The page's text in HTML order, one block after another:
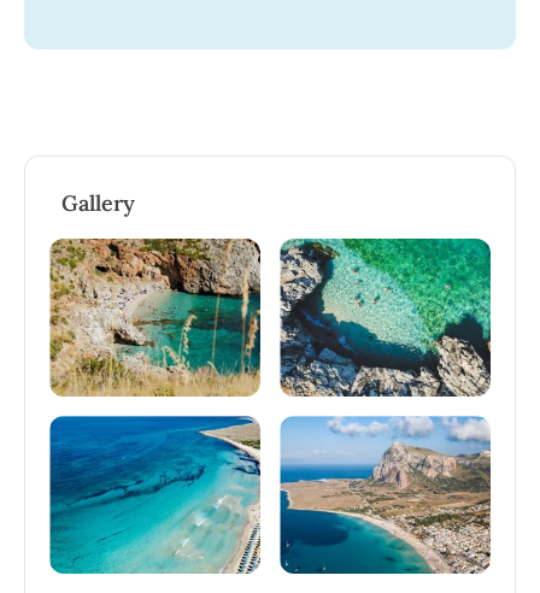
Gallery